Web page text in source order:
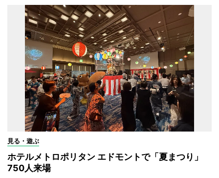
見る・遊ぶ
ホテルメトロポリタン エドモントで「夏まつり」
750人来場